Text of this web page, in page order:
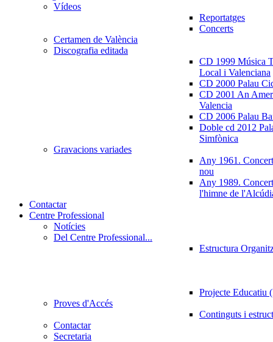
Vídeos
Reportatges
Concerts
Certamen de València
Discografia editada
CD 1999 Música
Local i Valenciana
CD 2000 Palau
CD 2001 An
Valencia
CD 2006 Palau
Doble cd 2012
Simfònica
Gravacions variades
Any 1961.
nou
Any 1989.
l'himne de
Contactar
Centre Professional
Notícies
Del Centre Professional...
Estructura
Projecte Educatiu
Proves d'Accés
Continguts i
Contactar
Secretaria